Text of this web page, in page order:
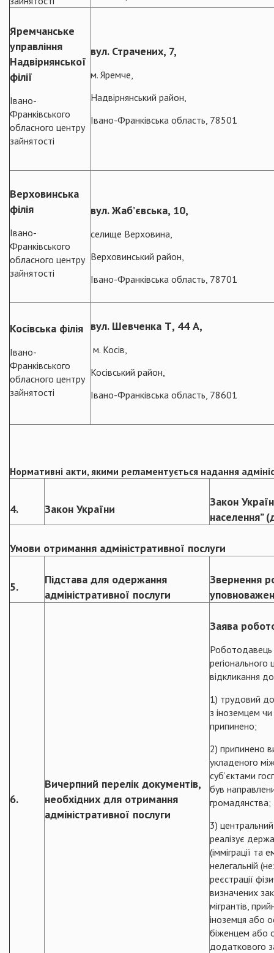
Яремчанське
управління
Надвірнянської
філії
Івано-
Франківського
обласного центру
зайнятості
вул. Страчених, 7,
м. Яремче,
Надвірнянський район,
Івано-Франківська область, 78501
Верховинська
філія
Івано-
Франківського
обласного центру
зайнятості
вул. Жаб’євська, 10,
селище Верховина,
Верховинський район,
Івано-Франківська область, 78701
Косівська філія
Івано-
Франківського
обласного центру
зайнятості
вул. Шевченка Т, 44 А,
м. Косів,
Косівський район,
Івано-Франківська область, 78601
Нормативні акти, якими регламентується надання
4. Закон України
Закон
населення”
Умови отримання адміністративної послуги
5.
Підстава для одержання
адміністративної послуги
Звернення
6.
Вичерпний перелік документів,
необхідних для отримання
адміністративної послуги
Заява
Роботодавець
регіонального
відкликання
1) трудовий
з іноземцем
припинено;
2) припинено
укладеного
суб’єктами
був
громадянства;
3)
реалізує
(імміграції та
нелегальній
реєстрації
визначених
мігрантів,
іноземця або
біженцем або
додаткового